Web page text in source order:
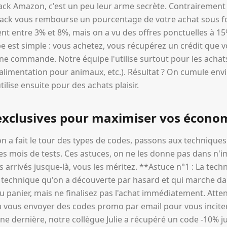
Amazon, c'est un peu leur arme secrète.
vous rembourse un pourcentage de votre achat sous
entre 3% et 8%, mais on a vu des offres ponctuelles à
est simple : vous achetez, vous récupérez un crédit que
commande. Notre équipe l'utilise surtout pour les
pour animaux, etc.). Résultat ? On cumule
ensuite pour des achats plaisir.
pour maximiser vos
a fait le tour des types de codes, passons aux
mois de tests. Ces astuces, on ne les donne pas dans
arrivés jusque-là, vous les méritez. **Astuce n°1 : La
qu'on a découverte par hasard et qui marche
panier, mais ne finalisez pas l'achat immédiatement.
vous envoyer des codes promo par email pour vous
dernière, notre collègue Julie a récupéré un code -10%